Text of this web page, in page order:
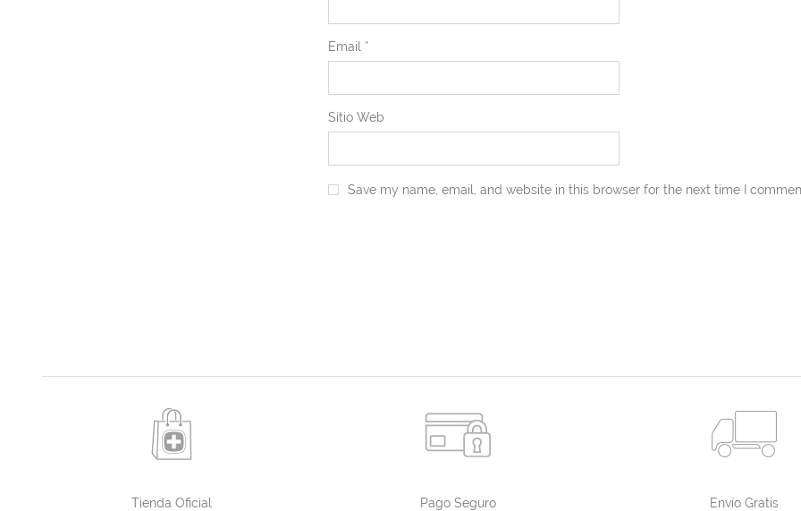
Email *
Sitio Web
Save my name, email, and website in this browser for the next time I
Tienda Oficial Pago Seguro Envío Gratis